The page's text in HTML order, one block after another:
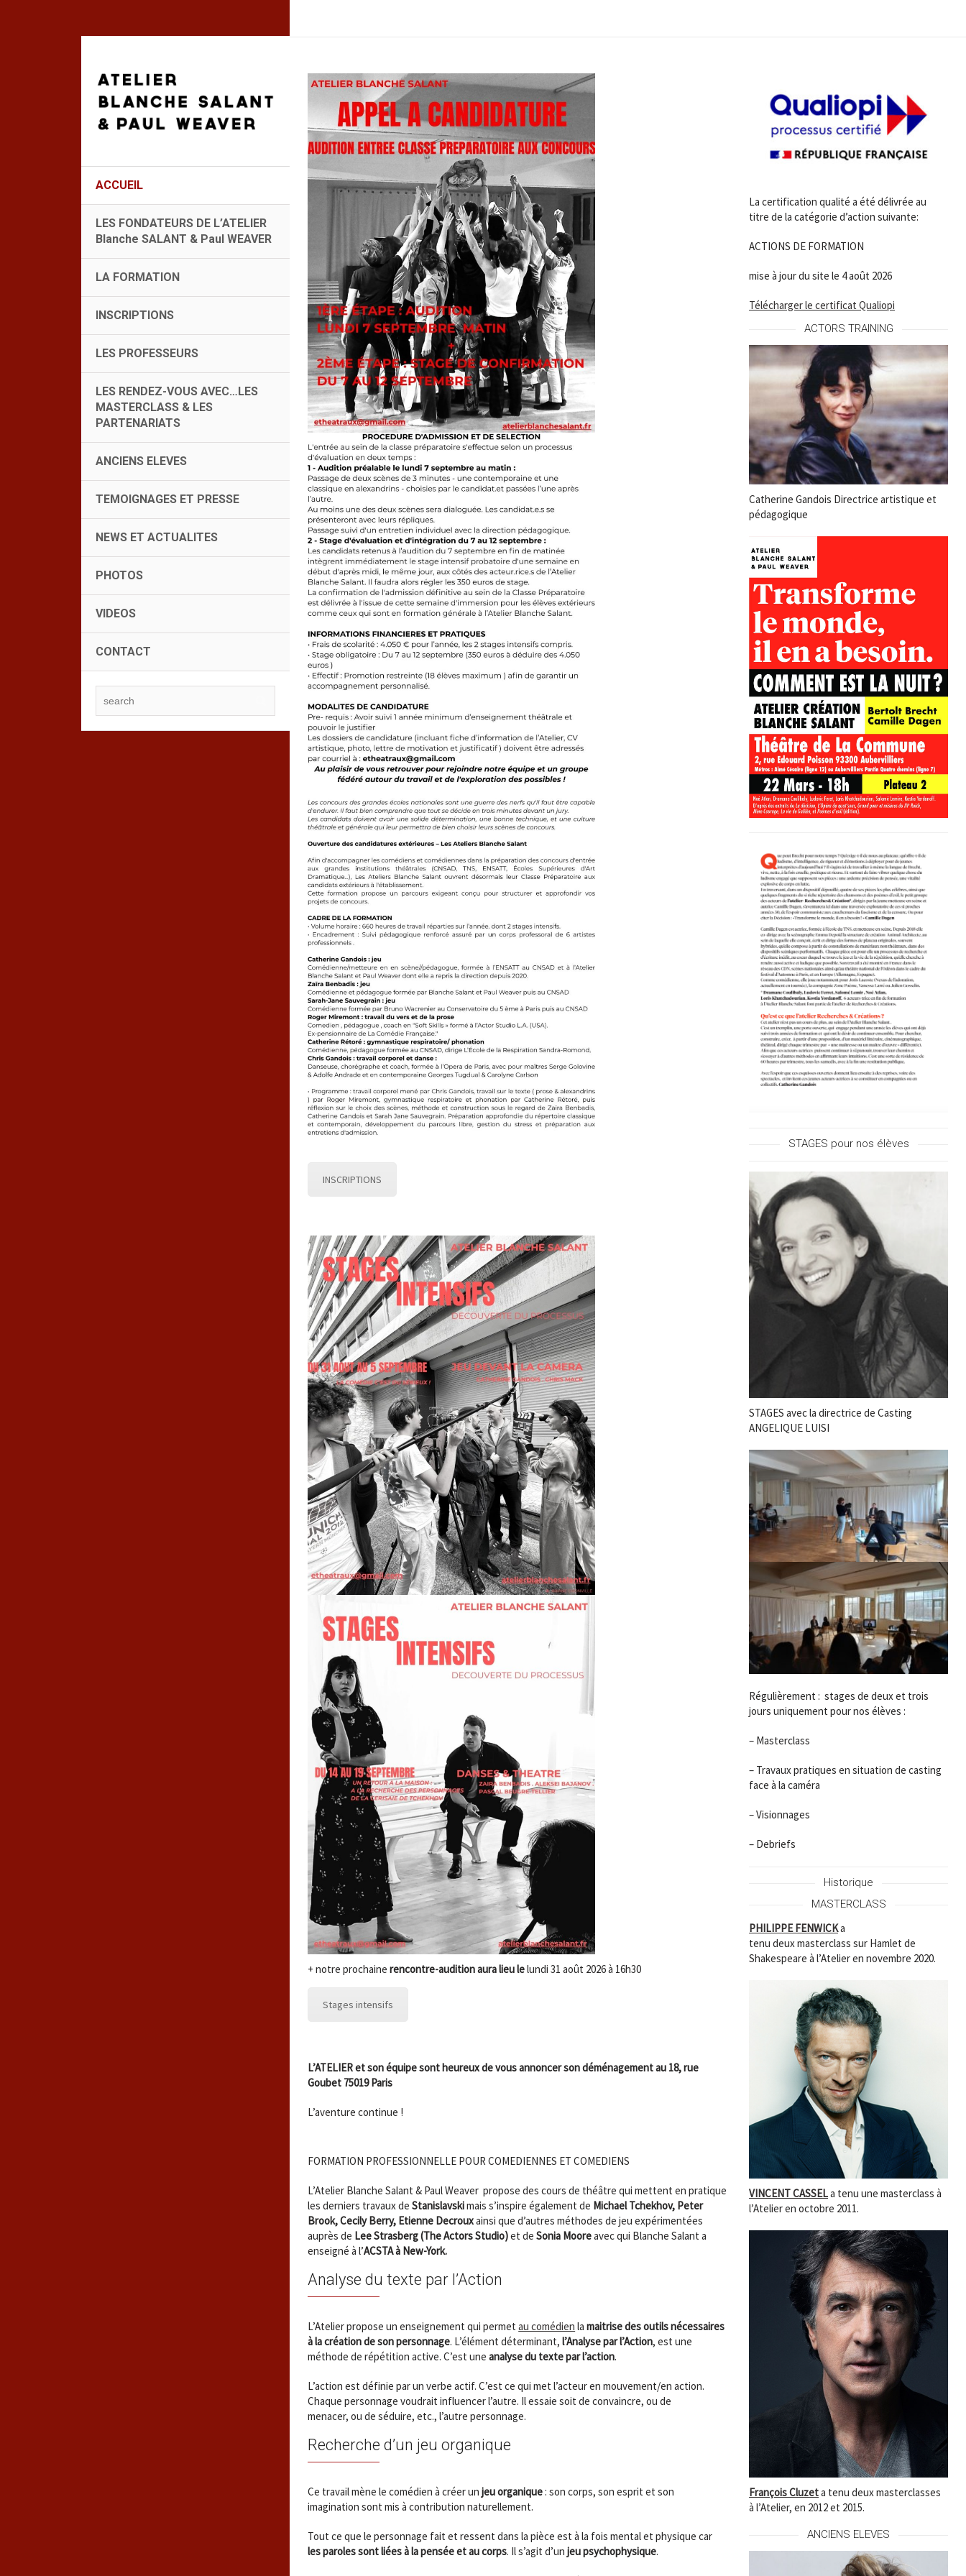
ACCUEIL
LES FONDATEURS DE L’ATELIER
Blanche SALANT & Paul WEAVER
LA FORMATION
INSCRIPTIONS
LES PROFESSEURS
LES RENDEZ-VOUS AVEC…LES
MASTERCLASS & LES
PARTENARIATS
ANCIENS ELEVES
TEMOIGNAGES ET PRESSE
NEWS ET ACTUALITES
PHOTOS
VIDEOS
CONTACT
INSCRIPTIONS
+ notre prochainerencontre-audition aura lieu lelundi 31 août 2026 à 16h30
Stages intensifs
L’ATELIER et son équipe sont heureux de vous annoncer son déménagement au 18, rue
Goubet 75019 Paris
L’aventure continue !
FORMATION PROFESSIONNELLE POUR COMEDIENNES ET COMEDIENS
L’Atelier Blanche Salant & Paul Weaver propose des cours de théâtre qui mettent en pratique
les derniers travaux de Stanislavskimais s’inspire également de Michael Tchekhov, Peter
Brook, Cecily Berry, Etienne Decrouxainsi que d’autres méthodes de jeu expérimentées
auprès de Lee Strasberg (The Actors Studio)et deSonia Mooreavec qui Blanche Salant a
enseigné à l’ACSTA à New-York.
Analyse du texte par l’Action
L’Atelier propose un enseignement qui permetau comédien lamaitrise des outils nécessaires
à la création de son personnage. L’élément déterminant,l’Analyse par l’Action, est une
méthode de répétition active. C’est uneanalyse du texte par l’action.
L’action est définie par un verbe actif. C’est ce qui met l’acteur en mouvement/en action.
Chaque personnage voudrait influencer l’autre. Il essaie soit de convaincre, ou de
menacer, ou de séduire, etc., l’autre personnage.
Recherche d’un jeu organique
Ce travail mène le comédien à créer unjeu organique : son corps, son esprit et son
imagination sont mis à contribution naturellement.
Tout ce que le personnage fait et ressent dans la pièce est à la fois mental et physique car
lesparoles sont liées à la pensée et au corps. Il s’agit d’unjeu psychophysique.
La certification qualité a été délivrée au
titre de la catégorie d’action suivante:
ACTIONS DE FORMATION
mise à jour du site le 4 août 2026
Télécharger le certificat Qualiopi
ACTORS TRAINING
Catherine Gandois Directrice artistique et
pédagogique
STAGES pour nos élèves
STAGES avec la directrice de Casting
ANGELIQUE LUISI
Régulièrement : stages de deux et trois
jours uniquement pour nos élèves :
– Masterclass
– Travaux pratiques en situation de casting
face à la caméra
– Visionnages
– Debriefs
Historique
MASTERCLASS
PHILIPPE FENWICKa
tenu deux masterclass sur Hamlet de
Shakespeare à l’Atelier en novembre 2020.
VINCENT CASSELa tenu une masterclass à
l’Atelier en octobre 2011.
François Cluzeta tenu deux masterclasses
à l’Atelier, en 2012 et 2015.
ANCIENS ELEVES